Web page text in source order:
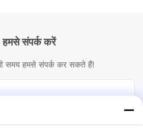
हमसे संपर्क करें
समय हमसे संपर्क कर सकते हैं!